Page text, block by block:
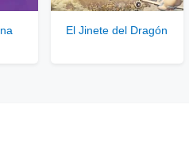
El Jinete del Dragón